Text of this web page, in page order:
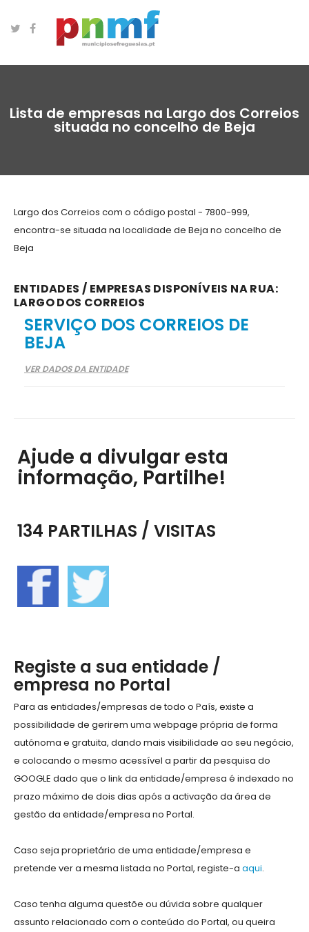
Lista de empresas na Largo dos Correios
situada no concelho de Beja
Largo dos Correios com o código postal - 7800-999,
encontra-se situada na localidade de Beja no concelho de
Beja
ENTIDADES / EMPRESAS DISPONÍVEIS NA RUA:
LARGO DOS CORREIOS
SERVIÇO DOS CORREIOS DE
BEJA
VER DADOS DA ENTIDADE
Ajude a divulgar esta
informação, Partilhe!
134 PARTILHAS / VISITAS
Registe a sua entidade /
empresa no Portal
Para as entidades/empresas de todo o País, existe a
possibilidade de gerirem uma webpage própria de forma
autónoma e gratuita, dando mais visibilidade ao seu negócio,
e colocando o mesmo acessível a partir da pesquisa do
GOOGLE dado que o link da entidade/empresa é indexado no
prazo máximo de dois dias após a activação da área de
gestão da entidade/empresa no Portal.
Caso seja proprietário de uma entidade/empresa e
pretende ver a mesma listada no Portal, registe-a aqui.
Caso tenha alguma questõe ou dúvida sobre qualquer
assunto relacionado com o conteúdo do Portal, ou queira